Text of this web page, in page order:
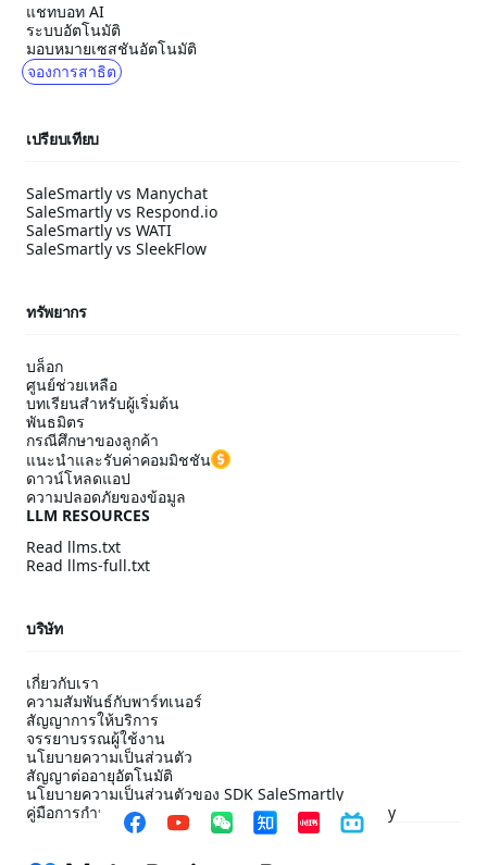
แชทบอท AI
ระบบอัตโนมัติ
มอบหมายเซสชันอัตโนมัติ
จองการสาธิต
เปรียบเทียบ
SaleSmartly vs Manychat
SaleSmartly vs Respond.io
SaleSmartly vs WATI
SaleSmartly vs SleekFlow
ทรัพยากร
บล็อก
ศูนย์ช่วยเหลือ
บทเรียนสำหรับผู้เริ่มต้น
พันธมิตร
กรณีศึกษาของลูกค้า
แนะนำและรับค่าคอมมิชชัน
ดาวน์โหลดแอป
ความปลอดภัยของข้อมูล
LLM RESOURCES
Read llms.txt
Read llms-full.txt
บริษัท
เกี่ยวกับเรา
ความสัมพันธ์กับพาร์ทเนอร์
สัญญาการให้บริการ
จรรยาบรรณผู้ใช้งาน
นโยบายความเป็นส่วนตัว
สัญญาต่ออายุอัตโนมัติ
นโยบายความเป็นส่วนตัวของ SDK SaleSmartly
คู่มือการกำหนดค่าการปฏิบัติตาม SDK ของ SaleSmartly